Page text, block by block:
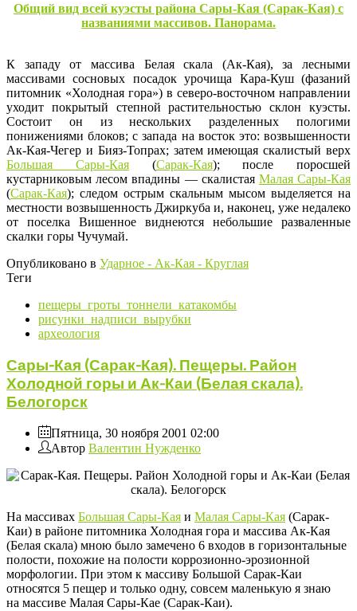
Общий вид всей куэсты района Сары-Кая (Сарак-Кая) с
названиями массивов. Панорама.
К западу от массива Белая скала (Ак-Кая), за лесными
массивами сосновых посадок урочища Кара-Куш (фазаний
питомник «Холодная гора») в северо-восточном направлении
уходит покрытый степной растительностью склон куэсты.
Состоит он из нескольких разделенных пологими
понижениями блоков; с запада на восток это: возвышенности
Ак-Кая-Чегер и Бияз-Топрах; затем имеющая скалистый верх
Большая Сары-Кая(Сарак-Кая); после поросшей
кустарниковым лесом впадины — скалистая Малая Сары-Кая
(Сарак-Кая); следом острым скальным мысом выделяется на
местности возвышенность Джиркуба и, наконец, уже недалеко
от поселка Вишенное виднеются небольшие разваленные
скалки горы Чучумай.
Опубликовано в Ударное - Ак-Кая - Круглая
Теги
пещеры_гроты_тоннели_катакомбы
рисунки_надписи_вырубки
археология
Сары-Кая (Сарак-Кая). Пещеры. Район
Холодной горы и Ак-Каи (Белая скала).
Белогорск
Пятница, 30 ноября 2001 02:00
Автор Валентин Нужденко
На массивах Большая Сары-Кая и Малая Сары-Кая (Сарак-
Каи) в районе питомника Холодная гора и массива Ак-Кая
(Белая скала) мною было замечено 6 входов в горизонтальные
полости, похожие на полости коррозионно-эрозионной
морфологии. При этом к массиву Большой Сарак-Каи
относятся 5 пещер и только одну, совсем маленькую я знаю
на массиве Малая Сары-Кае (Сарак-Каи).